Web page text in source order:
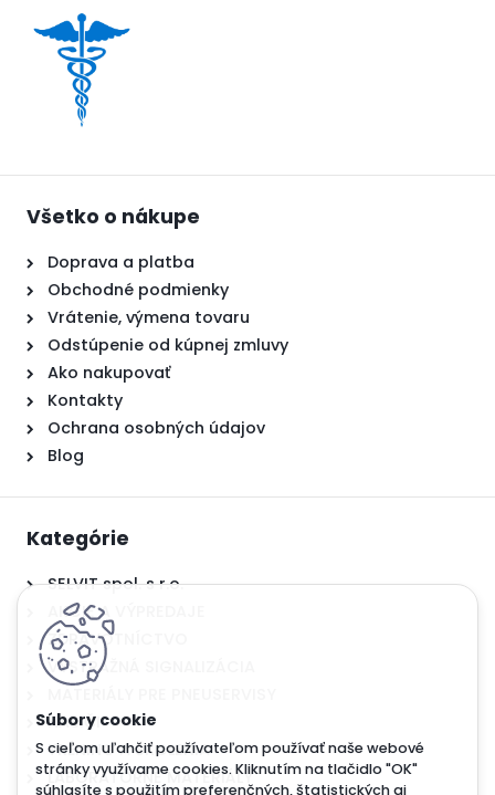
S cieľom uľahčiť používateľom používať naše webové
stránky využívame cookies. Kliknutím na tlačidlo "OK"
súhlasíte s použitím preferenčných, štatistických aj
Všetko o nákupe
Doprava a platba
Obchodné podmienky
Vrátenie, výmena tovaru
Odstúpenie od kúpnej zmluvy
Ako nakupovať
Kontakty
Ochrana osobných údajov
Blog
Kategórie
SELVIT spol. s r.o.
AKCIE A VÝPREDAJE
ZDRAVOTNÍCTVO
VÝSTRAŽNÁ SIGNALIZÁCIA
HASIČI
TRÉNING A ŠKOLENIA
LABORATÓRNE MATERIÁLY